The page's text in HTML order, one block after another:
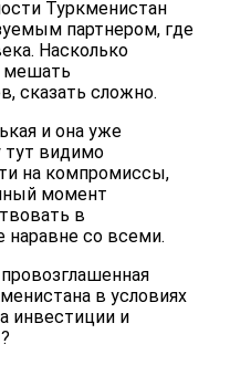
Туркменистан
партнером, где
Насколько
мешать
сказать сложно.
и она уже
тут видимо
на компромиссы,
момент
в
наравне со всеми.
в условиях
инвестиции и